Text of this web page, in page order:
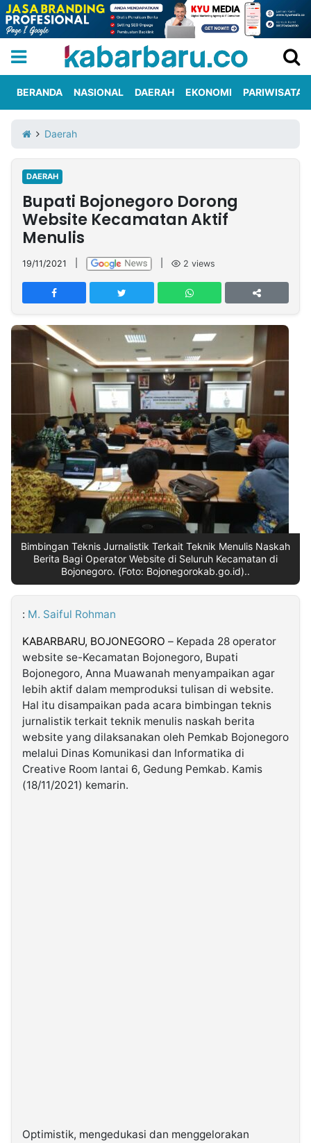
Iklan
Berita
Kami
Nasional
International
Olahraga
Entertainment
Daerah
Pariwisata
Kuliner
Kolom
Network
PT
TREETAN
INDONESIA
Partner
Insight
Suara
Lens
Daily
Jalan
Idealita
Kita
Dinamikapost.com
Radar
Seedbacklink
Follow
Kabarbaru
Kabarbaru.co
Kabarbaru
Media
BERANDA NASIONAL DAERAH EKONOMI PARIWISATA
Daerah
DAERAH
Bupati Bojonegoro Dorong
Website Kecamatan Aktif
Menulis
19/11/2021 2 views
Bimbingan Teknis Jurnalistik Terkait Teknik Menulis Naskah
Berita Bagi Operator Website di Seluruh Kecamatan di
Bojonegoro. (Foto: Bojonegorokab.go.id)..
: M. Saiful Rohman
KABARBARU, BOJONEGORO – Kepada 28 operator
website se-Kecamatan Bojonegoro, Bupati
Bojonegoro, Anna Muawanah menyampaikan agar
lebih aktif dalam memproduksi tulisan di website.
Hal itu disampaikan pada acara bimbingan teknis
jurnalistik terkait teknik menulis naskah berita
website yang dilaksanakan oleh Pemkab Bojonegoro
melalui Dinas Komunikasi dan Informatika di
Creative Room lantai 6, Gedung Pemkab. Kamis
(18/11/2021) kemarin.
Optimistik, mengedukasi dan menggelorakan